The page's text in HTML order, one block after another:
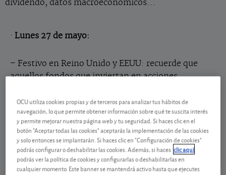
dividendo, datos macroeconómicos...
· Lunes 27 de mayo:
– Festivo en Reino Unido y EEUU: recuerde que
aquellos fondos que inviertan en acciones
cartera no podrán calcular su valor liquidativo
hasta el día siguiente hábil.
– Ventas minoristas en Alemania
– Confianza del consumidor provisional en
OCU utiliza cookies propias y de terceros para analizar tus hábitos de
navegación, lo que permite obtener información sobre qué te suscita interés
y permite mejorar nuestra página web y tu seguridad. Si haces clic en el
botón "Aceptar todas las cookies" aceptarás la implementación de las cookies
y solo entonces se implantarán. Si haces clic en "Configuración de cookies"
podrás configurar o deshabilitar las cookies. Además, si haces clic aquí
podrás ver la política de cookies y configurarlas o deshabilitarlas en
cualquier momento. Este banner se mantendrá activo hasta que ejecutes